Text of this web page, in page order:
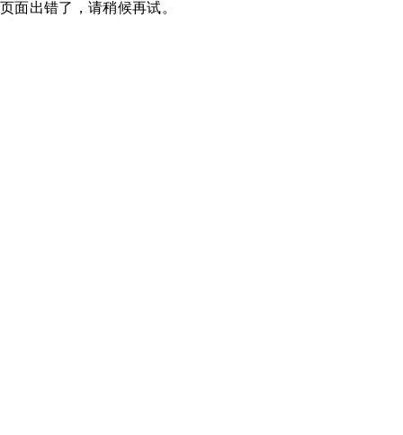
页面出错了，请稍候再试。